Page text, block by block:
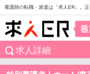
看護師の転職・派遣は「求人ER」。
求人詳細